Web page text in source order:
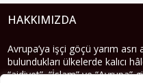
HAKKIMIZDA
Avrupa’ya işçi göçü yarım
bulundukları ülkelerde kalıcı
“aidiyet”, “İslam” ve